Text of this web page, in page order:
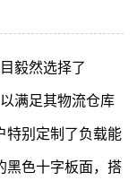
毅然选择了
满足其物流仓库
特别定制了负载能
黑色十字板面，搭